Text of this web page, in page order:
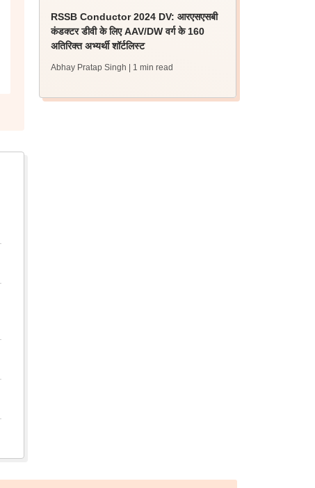
RSSB Conductor 2024 DV: आरएसएसबी
कंडक्टर डीवी के लिए AAV/DW वर्ग के 160
अतिरिक्त अभ्यर्थी शॉर्टलिस्ट
Abhay Pratap Singh | 1 min read